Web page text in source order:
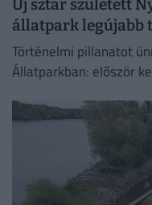
Új sztár született
állatpark legújabb
Történelmi pillanatot
Állatparkban: először
szülő gondosan neveli,